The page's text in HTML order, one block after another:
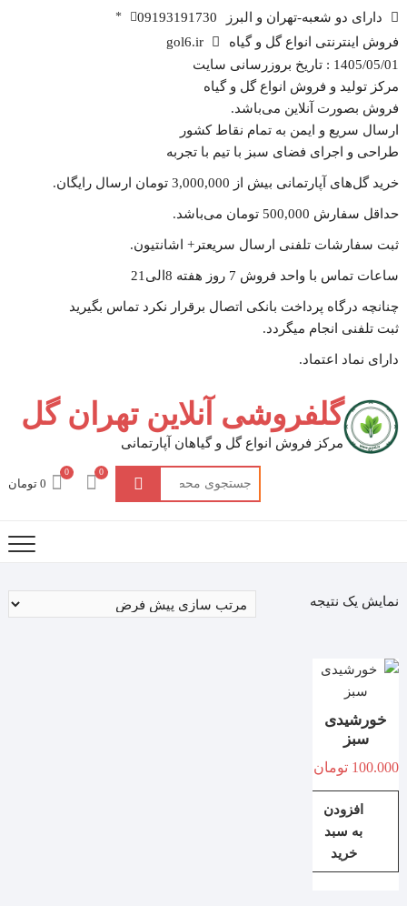
دارای دو شعبه-تهران و البرز *
09193191730
فروش اینترنتی انواع گل و گیاه
1405/05/01 : تاریخ بروزرسانی سایت
مرکز تولید و فروش انواع گل و گیاه
فروش بصورت آنلاین می‌باشد.
ارسال سریع و ایمن به تمام نقاط کشور
طراحی و اجرای فضای سبز با تیم با تجربه
خرید گل‌های آپارتمانی بیش از 3,000,000 تومان ارسال رایگان.
حداقل سفارش 500,000 تومان می‌باشد.
ثبت سفارشات تلفنی ارسال سریعتر+ اشانتیون‌.
ساعات تماس با واحد فروش 7 روز هفته 8الی21
چنانچه درگاه پرداخت بانکی اتصال برقرار نکرد تماس بگیرید
ثبت تلفنی انجام میگردد.
دارای نماد اعتماد.
گلفروشی آنلاین تهران گل
مرکز فروش انواع گل و گیاهان آپارتمانی
جستجو
برای:
0
0 تومان
0
نمایش یک نتیجه
خورشیدی
سبز
100.000 تومان
افزودن
به سبد
خرید